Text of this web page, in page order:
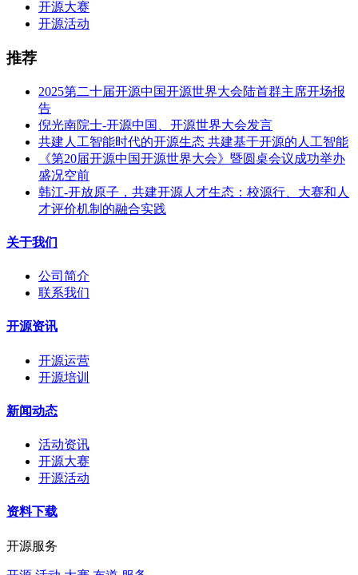
开源大赛
开源活动
推荐
2025第二十届开源中国开源世界大会陆首群主席开场报
告
倪光南院士-开源中国、开源世界大会发言
共建人工智能时代的开源生态 共建基于开源的人工智能
《第20届开源中国开源世界大会》暨圆桌会议成功举办
盛况空前
韩江-开放原子，共建开源人才生态：校源行、大赛和人
才评价机制的融合实践
关于我们
公司简介
联系我们
开源资讯
开源运营
开源培训
新闻动态
活动资讯
开源大赛
开源活动
资料下载
开源服务